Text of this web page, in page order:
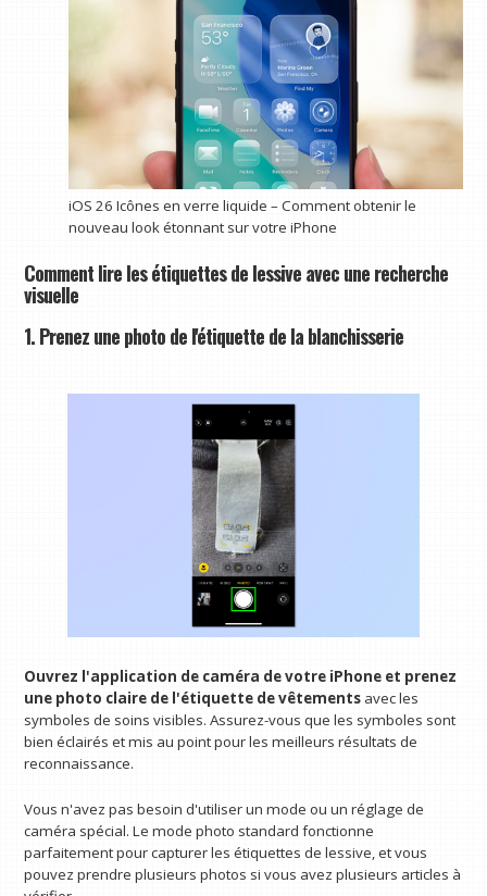
iOS 26 Icônes en verre liquide – Comment obtenir le
nouveau look étonnant sur votre iPhone
Comment lire les étiquettes de lessive avec une recherche
visuelle
1. Prenez une photo de l'étiquette de la blanchisserie
Ouvrez l'application de caméra de votre iPhone et prenez
une photo claire de l'étiquette de vêtements avec les
symboles de soins visibles. Assurez-vous que les symboles sont
bien éclairés et mis au point pour les meilleurs résultats de
reconnaissance.
Vous n'avez pas besoin d'utiliser un mode ou un réglage de
caméra spécial. Le mode photo standard fonctionne
parfaitement pour capturer les étiquettes de lessive, et vous
pouvez prendre plusieurs photos si vous avez plusieurs articles à